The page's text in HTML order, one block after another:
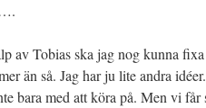
av Tobias ska jag nog kunna
än så. Jag har ju lite andra
bara med att köra på. Men vi